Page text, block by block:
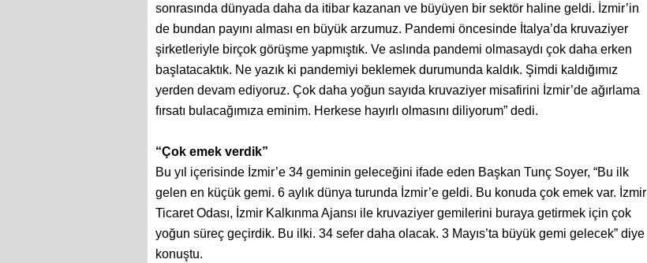
sonrasında dünyada daha da itibar kazanan ve büyüyen bir sektör haline geldi. İzmir’in
de bundan payını alması en büyük arzumuz. Pandemi öncesinde İtalya’da kruvaziyer
şirketleriyle birçok görüşme yapmıştık. Ve aslında pandemi olmasaydı çok daha erken
başlatacaktık. Ne yazık ki pandemiyi beklemek durumunda kaldık. Şimdi kaldığımız
yerden devam ediyoruz. Çok daha yoğun sayıda kruvaziyer misafirini İzmir’de ağırlama
fırsatı bulacağımıza eminim. Herkese hayırlı olmasını diliyorum” dedi.
“Çok emek verdik”
Bu yıl içerisinde İzmir’e 34 geminin geleceğini ifade eden Başkan Tunç Soyer, “Bu ilk
gelen en küçük gemi. 6 aylık dünya turunda İzmir’e geldi. Bu konuda çok emek var. İzmir
Ticaret Odası, İzmir Kalkınma Ajansı ile kruvaziyer gemilerini buraya getirmek için çok
yoğun süreç geçirdik. Bu ilki. 34 sefer daha olacak. 3 Mayıs’ta büyük gemi gelecek” diye
konuştu.